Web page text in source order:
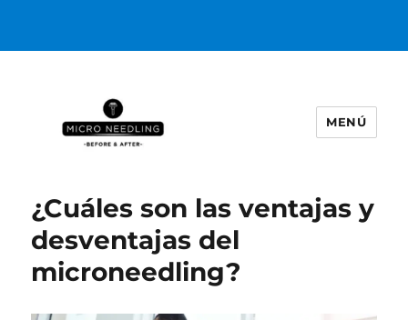
MENÚ
¿Cuáles son las ventajas y
desventajas del
microneedling?